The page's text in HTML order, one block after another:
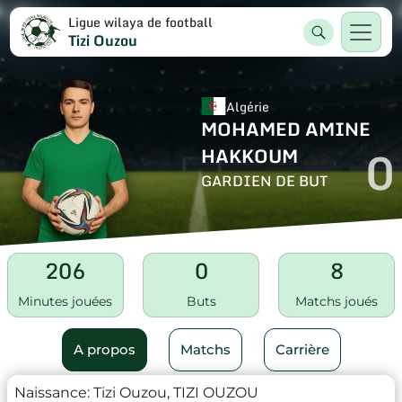
Ligue wilaya de football
Tizi Ouzou
Algérie
MOHAMED AMINE
HAKKOUM
GARDIEN DE BUT 0
206
Minutes jouées
0
Buts
8
Matchs joués
A propos Matchs Carrière
Naissance: Tizi Ouzou, TIZI OUZOU